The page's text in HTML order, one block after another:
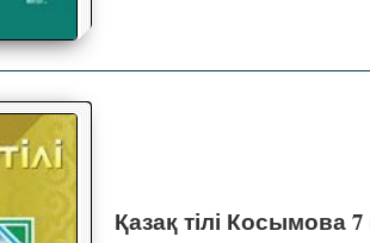
Қазақ тілі Косымова 7